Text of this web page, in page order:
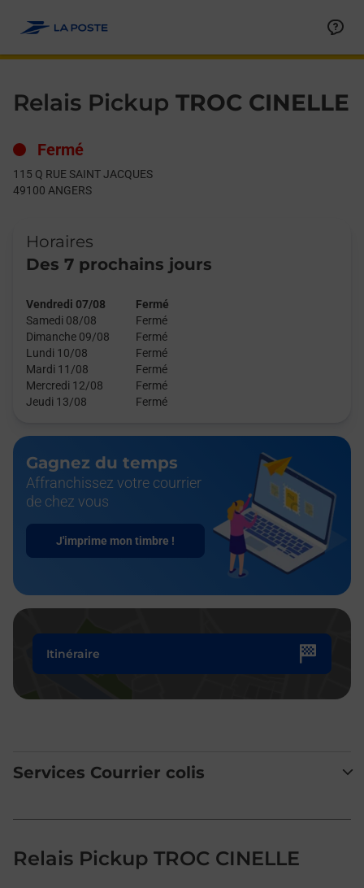
Relais Pickup TROC CINELLE
Fermé
115 Q RUE SAINT JACQUES
49100 ANGERS
Horaires
Des 7 prochains jours
Vendredi 07/08
Fermé
Samedi 08/08
Fermé
Dimanche 09/08
Fermé
Lundi 10/08
Fermé
Mardi 11/08
Fermé
Mercredi 12/08
Fermé
Jeudi 13/08
Fermé
Gagnez du temps
Affranchissez votre courrier
de chez vous
J'imprime mon timbre !
Itinéraire
Services Courrier colis
Relais Pickup TROC CINELLE